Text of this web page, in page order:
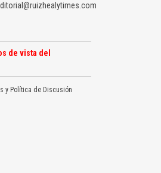
de vista del
y Política de Discusión